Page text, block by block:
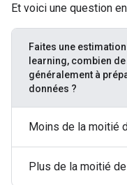
Et voici une question
Faites une
learning, combien
généralement à
données ?
Moins de la moitié
Plus de la moitié